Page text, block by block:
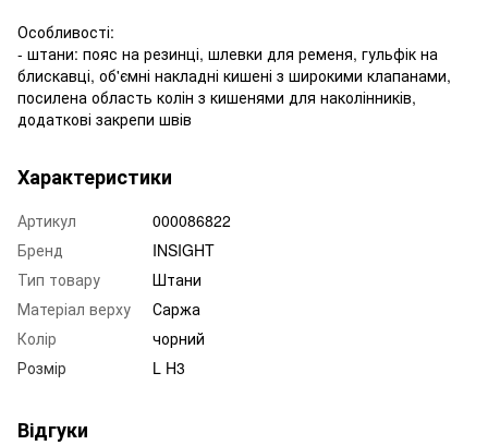
Особливості:
- штани: пояс на резинці, шлевки для ременя, гульфік на
блискавці, об'ємні накладні кишені з широкими клапанами,
посилена область колін з кишенями для наколінників,
додаткові закрепи швів
Характеристики
Артикул
000086822
Бренд
INSIGHT
Тип товару
Штани
Матеріал верху
Саржа
Колір
чорний
Розмір
L H3
Відгуки